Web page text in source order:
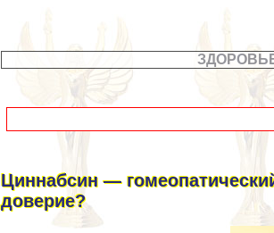
Циннабсин —
доверие?